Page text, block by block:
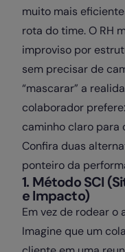
muito mais
rota do time. O RH
improviso por
sem precisar de
“mascarar” a
colaborador
caminho claro para
Confira duas
ponteiro da
1. Método SCI
e Impacto)
Em vez de rodear o
Imagine que um